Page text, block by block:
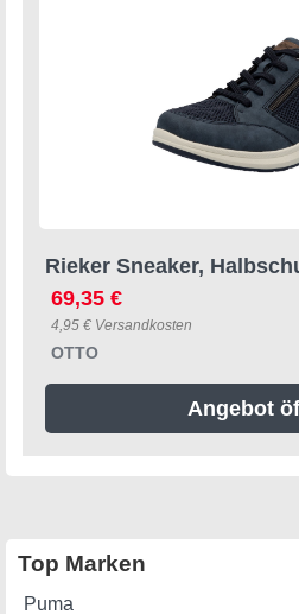
69,35 €
4,95 € Versandkosten
OTTO
Angebot
Top Marken
Puma